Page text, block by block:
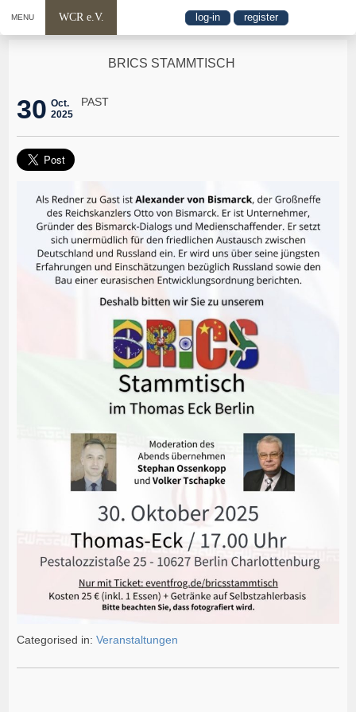
MENU WCR e.V. log-in register
BRICS STAMMTISCH
30 Oct.
2025
PAST
Categorised in:Veranstaltungen